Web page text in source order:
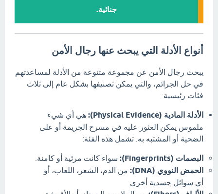
جنائية.
أنواع الأدلة التي يبحث عنها رجال الأمن
يبحث رجال الأمن عن مجموعة متنوعة من الأدلة لمساعدتهم
في حل الجرائم، والتي يمكن تصنيفها بشكل عام إلى ثلاث
فئات رئيسية:
الأدلة المادية (Physical Evidence):
هي أي شيء
ملموس يمكن العثور عليه في مسرح الجريمة أو على
الضحية أو المشتبه به. تشمل هذه الفئة:
البصمات (Fingerprints): سواء كانت مرئية أو كامنة.
الحمض النووي (DNA):
من الدم، الشعر، اللعاب، أو
أي سوائل جسدية أخرى.